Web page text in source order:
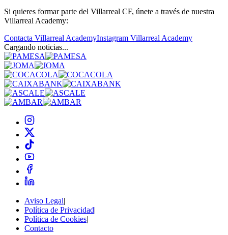
Si quieres formar parte del Villarreal CF, únete a través de nuestra
Villarreal Academy:
Contacta Villarreal AcademyInstagram Villarreal Academy
Cargando noticias...
Aviso Legal|
Política de Privacidad|
Política de Cookies|
Contacto